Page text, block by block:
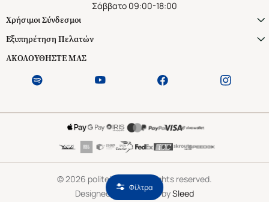
Φίλτρα
Σάββατο 09:00-18:00
Χρήσιμοι Σύνδεσμοι
Εξυπηρέτηση Πελατών
ΑΚΟΛΟΥΘΗΣΤΕ ΜΑΣ
© 2026 politeianet.gr All rights reserved.
Designed & Developed bySleed